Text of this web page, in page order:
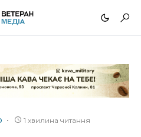
1 хвилина читання